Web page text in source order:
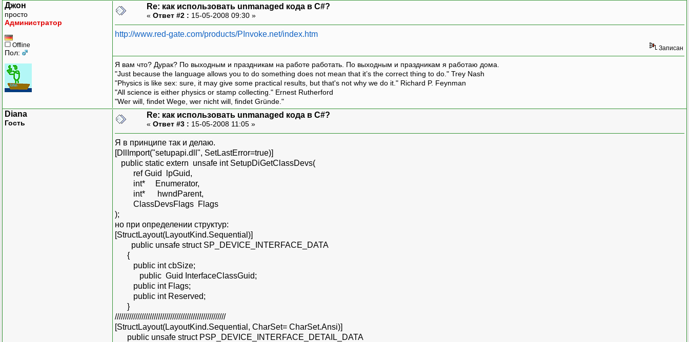
Джон
просто
Администратор
Offline
Пол:
Re: как использовать unmanaged кода в C#?
« Ответ #2 : 15-05-2008 09:30 »
http://www.red-gate.com/products/PInvoke.net/index.htm
Записан
Я вам что? Дурак? По выходным и праздникам на работе работать. По выходным и праздникам я работаю дома.
"Just because the language allows you to do something does not mean that it’s the correct thing to do." Trey Nash
"Physics is like sex: sure, it may give some practical results, but that's not why we do it." Richard P. Feynman
"All science is either physics or stamp collecting." Ernest Rutherford
"Wer will, findet Wege, wer nicht will, findet Gründe."
Diana
Гость
Re: как использовать unmanaged кода в C#?
« Ответ #3 : 15-05-2008 11:05 »
Я в принципе так и делаю.
[DllImport("setupapi.dll", SetLastError=true)]
public static extern unsafe int SetupDiGetClassDevs(
ref Guid lpGuid,
int* Enumerator,
int* hwndParent,
ClassDevsFlags Flags
);
но при определении структур:
[StructLayout(LayoutKind.Sequential)]
public unsafe struct SP_DEVICE_INTERFACE_DATA
{
public int cbSize;
public Guid InterfaceClassGuid;
public int Flags;
public int Reserved;
}
//////////////////////////////////////////////////////
[StructLayout(LayoutKind.Sequential, CharSet= CharSet.Ansi)]
public unsafe struct PSP_DEVICE_INTERFACE_DETAIL_DATA